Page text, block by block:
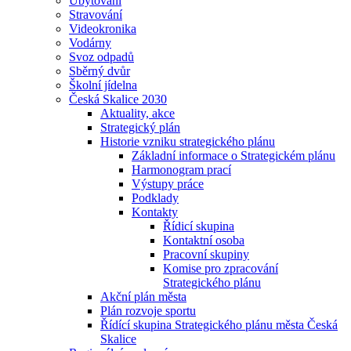
Stravování
Videokronika
Vodárny
Svoz odpadů
Sběrný dvůr
Školní jídelna
Česká Skalice 2030
Aktuality, akce
Strategický plán
Historie vzniku strategického plánu
Základní informace o Strategickém plánu
Harmonogram prací
Výstupy práce
Podklady
Kontakty
Řídicí skupina
Kontaktní osoba
Pracovní skupiny
Komise pro zpracování
Strategického plánu
Akční plán města
Plán rozvoje sportu
Řídící skupina Strategického plánu města Česká
Skalice